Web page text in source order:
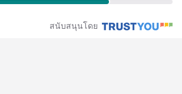
สนับสนุนโดย